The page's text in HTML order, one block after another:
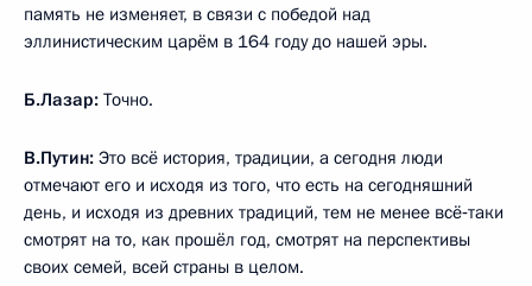
память не изменяет, в связи с победой над
эллинистическим царём в 164 году до нашей эры.
Б.Лазар: Точно.
В.Путин: Это всё история, традиции, а сегодня люди
отмечают его и исходя из того, что есть на сегодняшний
день, и исходя из древних традиций, тем не менее всё‑таки
смотрят на то, как прошёл год, смотрят на перспективы
своих семей, всей страны в целом.